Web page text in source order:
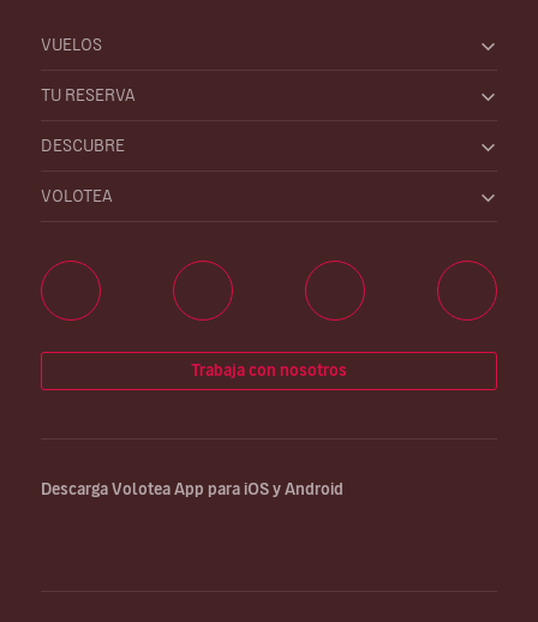
VUELOS
TU RESERVA
DESCUBRE
VOLOTEA
Trabaja con nosotros
Descarga Volotea App para iOS y Android